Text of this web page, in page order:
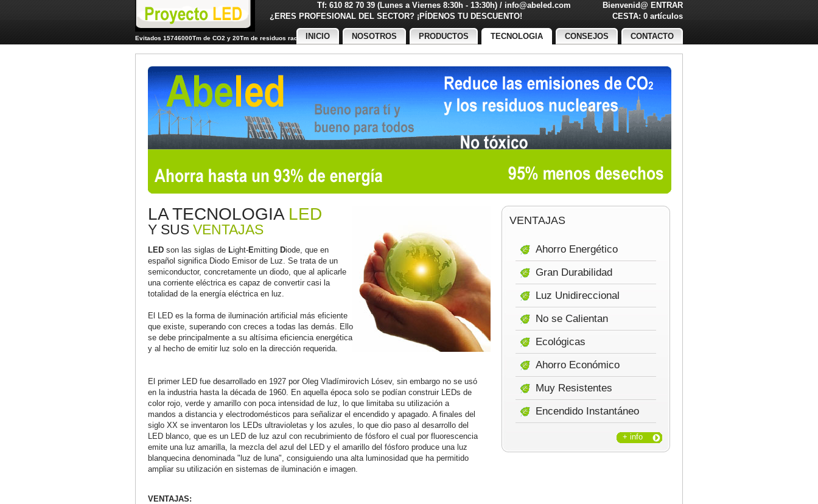
Tf: 610 82 70 39 (Lunes a Viernes 8:30h - 13:30h) / info@abeled.com Bienvenid@ ENTRAR
¿ERES PROFESIONAL DEL SECTOR? ¡PÍDENOS TU DESCUENTO!
CESTA: 0 artículos
Evitados 15746000Tm de CO2 y 20Tm de residuos radiactivos
INICIO NOSOTROS PRODUCTOS TECNOLOGIA CONSEJOS CONTACTO
VENTAJAS
Ahorro Energético
Gran Durabilidad
Luz Unidireccional
No se Calientan
Ecológicas
Ahorro Económico
Muy Resistentes
Encendido Instantáneo
+ info
LA TECNOLOGIA LED
Y SUS VENTAJAS
LED son las siglas de Light-Emitting Diode, que en
español significa Diodo Emisor de Luz. Se trata de un
semiconductor, concretamente un diodo, que al aplicarle
una corriente eléctrica es capaz de convertir casi la
totalidad de la energía eléctrica en luz.
El LED es la forma de iluminación artificial más eficiente
que existe, superando con creces a todas las demás. Ello
se debe principalmente a su altísima eficiencia energética
y al hecho de emitir luz solo en la dirección requerida.
El primer LED fue desarrollado en 1927 por Oleg Vladímirovich Lósev, sin embargo no se usó
en la industria hasta la década de 1960. En aquella época solo se podían construir LEDs de
color rojo, verde y amarillo con poca intensidad de luz, lo que limitaba su utilización a
mandos a distancia y electrodomésticos para señalizar el encendido y apagado. A finales del
siglo XX se inventaron los LEDs ultravioletas y los azules, lo que dio paso al desarrollo del
LED blanco, que es un LED de luz azul con recubrimiento de fósforo el cual por fluorescencia
emite una luz amarilla, la mezcla del azul del LED y el amarillo del fósforo produce una luz
blanquecina denominada "luz de luna", consiguiendo una alta luminosidad que ha permitido
ampliar su utilización en sistemas de iluminación e imagen.
VENTAJAS: